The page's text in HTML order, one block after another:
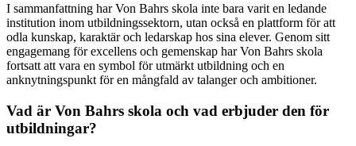
I sammanfattning har Von Bahrs skola inte bara varit en ledande
institution inom utbildningssektorn, utan också en plattform för att
odla kunskap, karaktär och ledarskap hos sina elever. Genom sitt
engagemang för excellens och gemenskap har Von Bahrs skola
fortsatt att vara en symbol för utmärkt utbildning och en
anknytningspunkt för en mångfald av talanger och ambitioner.
Vad är Von Bahrs skola och vad erbjuder den för
utbildningar?